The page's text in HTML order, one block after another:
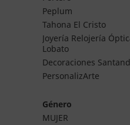
Peplum
Tahona El Cristo
Joyería Relojería
Lobato
Decoraciones
PersonalizArte
Género
MUJER